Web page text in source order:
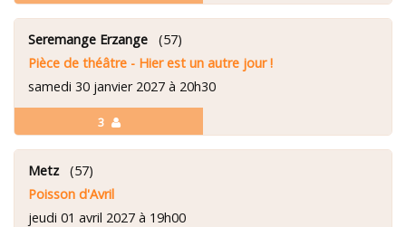
3
Seremange Erzange (57)
Pièce de théâtre - Hier est un autre jour !
samedi 30 janvier 2027 à 20h30
Metz(57)
Poisson d'Avril
jeudi 01 avril 2027 à 19h00